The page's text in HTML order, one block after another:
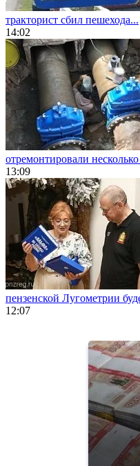
тракторист сбил пешехода...
14:02
отремонтировали несколько
13:09
пензенской Лугометрии
12:07
https://gradewatches.to/